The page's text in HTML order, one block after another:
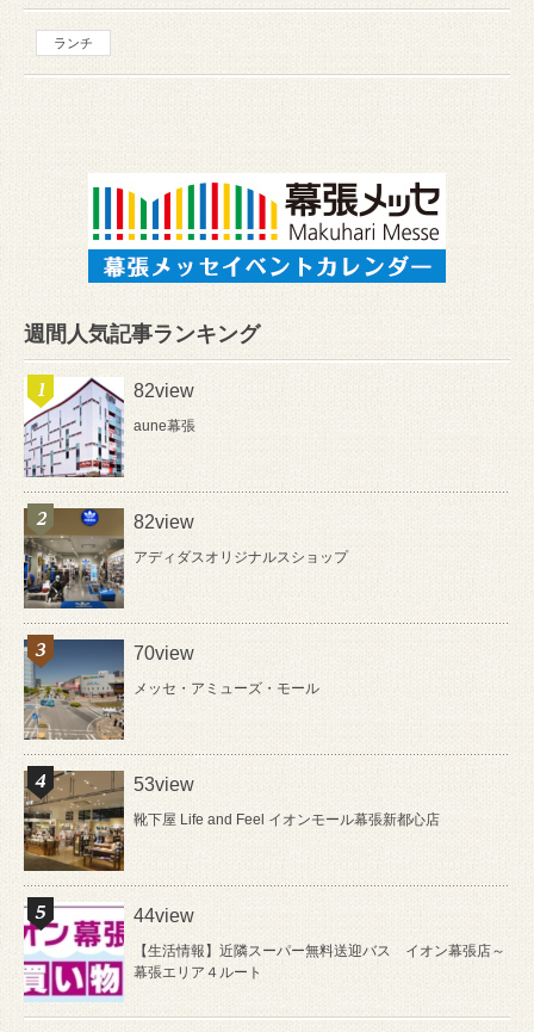
ランチ
週間人気記事ランキング
82view
aune幕張
82view
アディダスオリジナルスショップ
70view
メッセ・アミューズ・モール
53view
靴下屋 Life and Feel イオンモール幕張新都心店
44view
【生活情報】近隣スーパー無料送迎バス イオン幕張店～
幕張エリア４ルート